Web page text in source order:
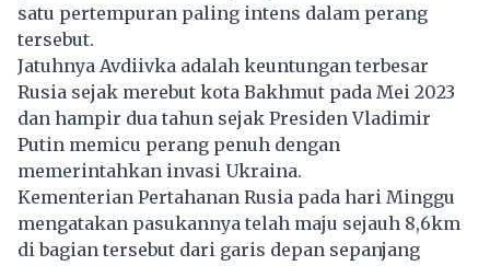
satu pertempuran paling intens dalam perang
tersebut.
Jatuhnya Avdiivka adalah keuntungan terbesar
Rusia sejak merebut kota Bakhmut pada Mei 2023
dan hampir dua tahun sejak Presiden Vladimir
Putin memicu perang penuh dengan
memerintahkan invasi Ukraina.
Kementerian Pertahanan Rusia pada hari Minggu
mengatakan pasukannya telah maju sejauh 8,6km
di bagian tersebut dari garis depan sepanjang